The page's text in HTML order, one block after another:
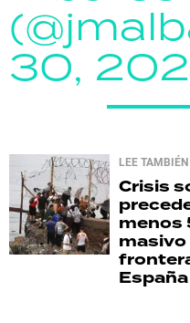
30,
LEE TAMBIÉN
Crisis
menos
masivo
España